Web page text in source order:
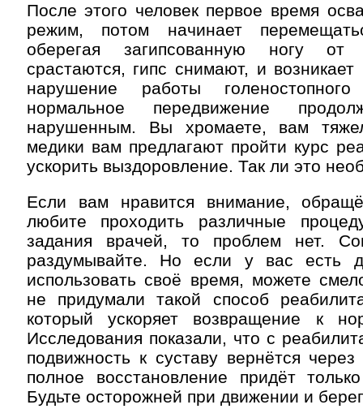
После этого человек первое время
режим, потом начинает
оберегая загипсованную ногу от
срастаются, гипс снимают, и
нарушение работы
нормальное передвижение
нарушенным. Вы хромаете, вам
медики вам предлагают пройти курс
ускорить выздоровление. Так ли это
Если вам нравится внимание,
любите проходить различные
задания врачей, то проблем нет.
раздумывайте. Но если у вас есть
использовать своё время, можете
не придумали такой способ
который ускоряет возвращение к
Исследования показали, что с
подвижность к суставу вернётся
полное восстановление придёт
Будьте осторожней при движении и